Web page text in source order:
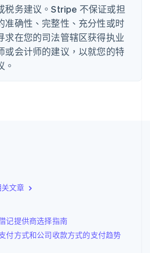
税务建议。Stripe 不保证或担
准确性、完整性、充分性或时
求在您的司法管辖区获得执业
或会计师的建议，以就您的特
。
文章
记提供商选择指南
付方式和公司收款方式的支付趋势